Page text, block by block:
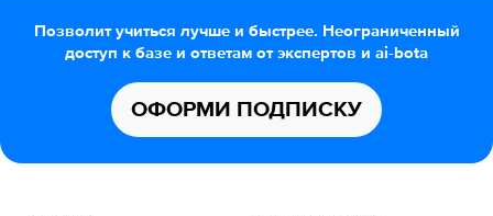
Позволит учиться лучше и быстрее. Неограниченный
доступ к базе и ответам от экспертов и ai-bota
ОФОРМИ ПОДПИСКУ